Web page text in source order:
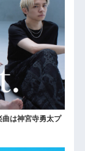
曲は神宮寺勇太プ